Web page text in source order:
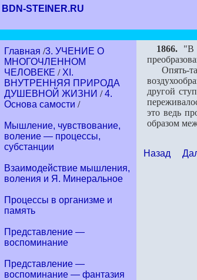
BDN-STEINER.RU
Главная /3. УЧЕНИЕ О
МНОГОЧЛЕННОМ
ЧЕЛОВЕКЕ / XI.
ВНУТРЕННЯЯ ПРИРОДА
ДУШЕВНОЙ ЖИЗНИ /4.
Основа самости /
Мышление, чувствование,
воление — процессы,
субстанции
Взаимодействие мышления,
воления и Я. Минеральное
Процессы в организме и
память
Представление —
воспоминание
Представление —
воспоминание — фантазия
1866. "В
Опять-
другой
это ведь
образом
Назад